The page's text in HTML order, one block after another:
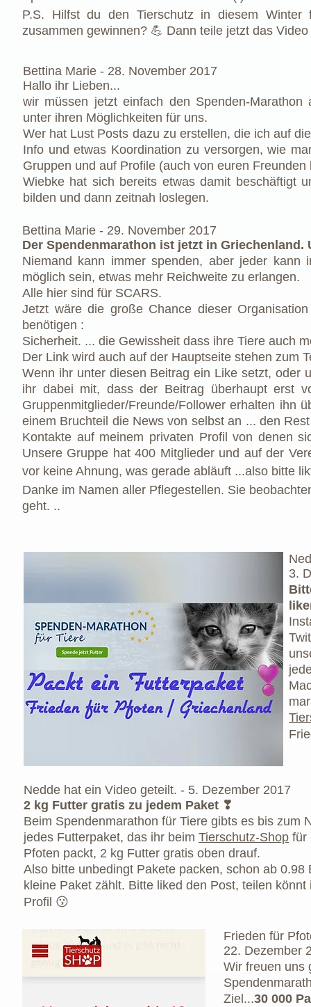
P.S. Hilfst du den Tierschutz in diesem Winter
zusammen gewinnen? 💪 Dann teile jetzt das
Bettina Marie - 28. November 2017
Hallo ihr Lieben...
wir müssen jetzt einfach den Spenden-
unter ihren Möglichkeiten für uns.
Wer hat Lust Posts dazu zu erstellen, die ich auf
Info und etwas Koordination zu versorgen, wie
Gruppen und auf Profile (auch von euren Freunden
Wiebke hat sich bereits etwas damit beschäftigt
bilden und dann zeitnah loslegen.
Bettina Marie - 29. November 2017
Der Spendenmarathon ist jetzt in Griechenland.
Niemand kann immer spenden, aber jeder
möglich sein, etwas mehr Reichweite zu erlangen.
Alle hier sind für SCARS.
Jetzt wäre die große Chance dieser
benötigen :
Sicherheit. ... die Gewissheit dass ihre Tiere auch
Der Link wird auch auf der Hauptseite stehen zum
Wenn ihr unter diesen Beitrag ein Like setzt, oder
ihr dabei mit, dass der Beitrag überhaupt erst
Gruppenmitglieder/Freunde/Follower erhalten ihn
einem Bruchteil die News von selbst an ... den
Kontakte auf meinem privaten Profil von denen
Unsere Gruppe hat 400 Mitglieder und auf der
vor keine Ahnung, was gerade abläuft ...also bitte
Danke im Namen aller Pflegestellen. Sie
geht. ..
3.
Nedde hat ein Video geteilt. - 5. Dezember 2017
2 kg Futter gratis zu jedem Paket ❣
Beim Spendenmarathon für Tiere gibts es bis zum
jedes Futterpaket, das ihr beim Tierschutz-Shop für
Pfoten packt, 2 kg Futter gratis oben drauf.
Also bitte unbedingt Pakete packen, schon ab 0.98
kleine Paket zählt. Bitte liked den Post, teilen
Profil 😗
Frieden für
22. Dezember
Wir freuen uns
Ziel...30 000